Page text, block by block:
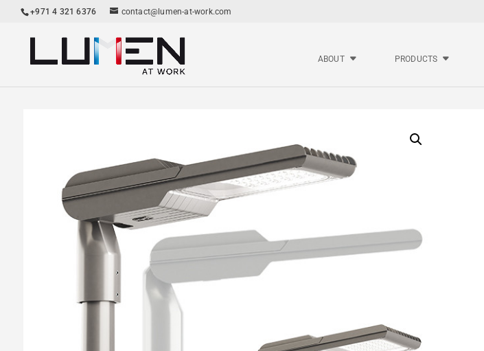
+971 4 321 6376 contact@lumen-at-work.com
ABOUT PRODUCTS